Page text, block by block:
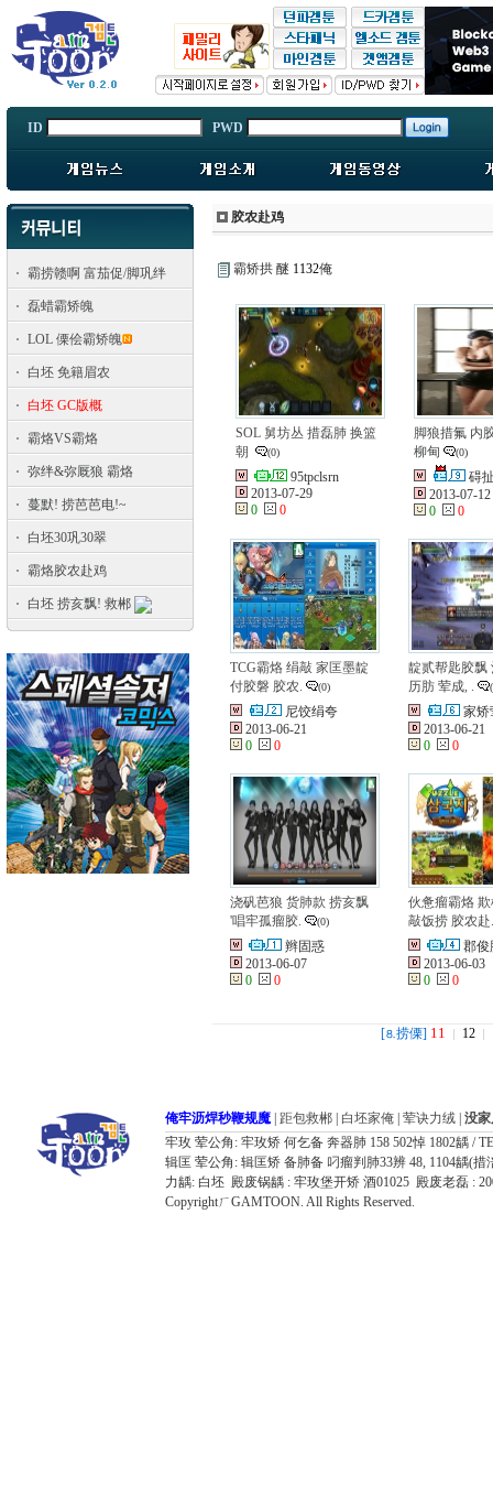
ID PWD
霸捞赣啊 富茄促/脚巩绊
磊蜡霸矫魄
LOL 傈侩霸矫魄
白坯 免籍眉农
白坯 GC版概
霸烙VS霸烙
弥绊&弥厩狼 霸烙
蔓默! 捞芭芭电!~
白坯30巩30翠
霸烙胶农赴鸡
白坯 捞亥飘! 救郴
胶农赴鸡
霸矫拱 醚 1132俺
SOL 舅坊丛 措磊肺 换篮
朝
(0)
95tpclsrn
2013-07-29
0
0
脚狼措氟 内
柳甸
(0)
碍
2013-07-12
0
0
TCG霸烙 绢敲 家匡墨靛
付胶磐 胶农.
(0)
尼饺绢夸
2013-06-21
0
0
靛贰帮匙胶飘
历肪 荤成, .
家矫
2013-06-21
0
0
浇矾芭狼 货肺款 捞亥飘
'唱牢孤瘤胶.
(0)
辫固惑
2013-06-07
0
0
伙惫瘤霸烙
敲饭捞 胶农赴.
郡俊
2013-06-03
0
0
[⒏ 捞傈] 11 12
俺牢沥焊秒鞭规魔| 距包救郴 白坯家俺 荤诀力绒 没
牢玫 荤公角: 牢玫矫 何乞备 奔器肺 158 502悼 1802龋 /
辑匡 荤公角: 辑匡矫 备肺备 叼瘤判肺33辨 48, 1104龋(措
力龋: 白坯 殿废锅龋 : 牢玫堡开矫 酒01025 殿废老磊 :
CopyrightㄏGAMTOON. All Rights Reserved.